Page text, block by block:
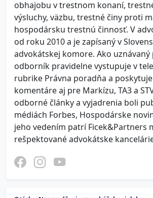
obhajobu v trestnom konaní,
výsluchy, väzbu, trestné činy proti
hospodársku trestnú činnosť. V
od roku 2010 a je zapísaný v
advokátskej komore. Ako uznávaný
odborník pravidelne vystupuje v
rubrike Právna poradňa a
komentáre aj pre Markízu, TA3 a
odborné články a vyjadrenia boli
médiách Forbes, Hospodárske
jeho vedením patrí Ficek&Partners
rešpektované advokátske